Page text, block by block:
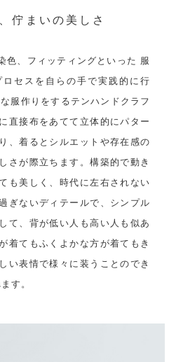
佇まいの美しさ
色、フィッティングといった 服
セスを自らの手で実践的に行
服作りをするテンハンドクラフ
直接布をあてて立体的にパター
、着るとシルエットや存在感の
さが際立ちます。構築的で動き
も美しく、時代に左右されない
ぎないディテールで、シンプル
て、背が低い人も高い人も似あ
着てもふくよかな方が着てもき
い表情で様々に装うことのでき
す。